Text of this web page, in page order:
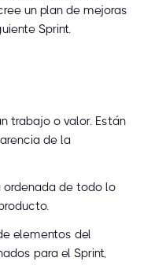
un plan de mejoras
Sprint.
trabajo o valor. Están
de la
ordenada de todo lo
elementos del
para el Sprint,